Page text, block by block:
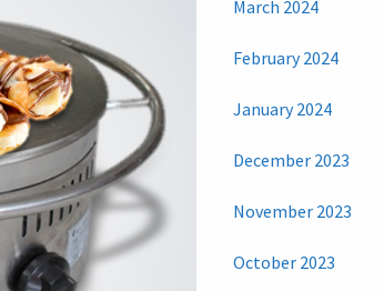
March 2024
February 2024
January 2024
December 2023
November 2023
October 2023